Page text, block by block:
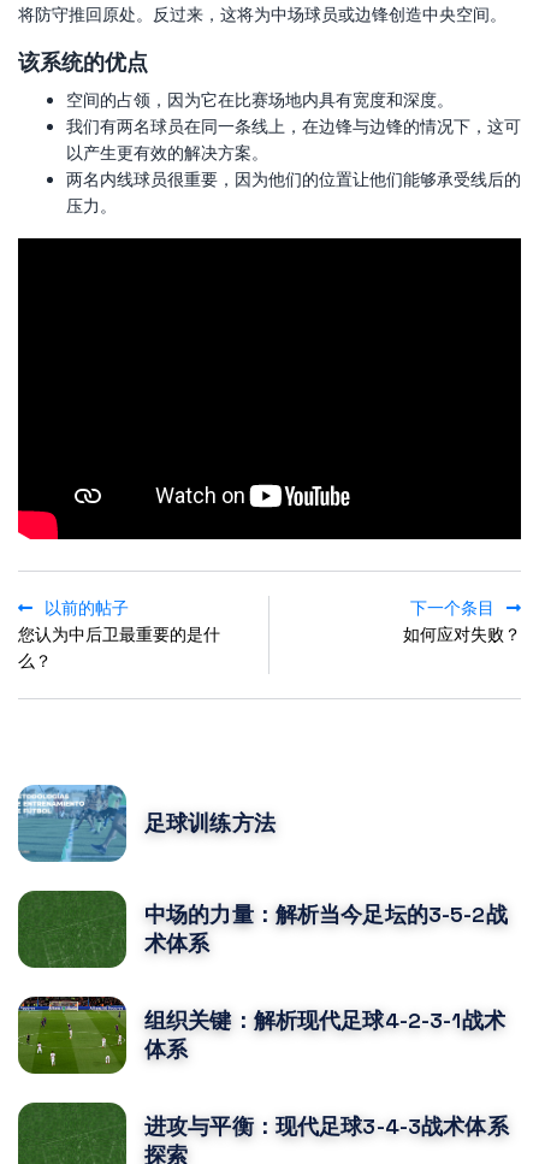
将防守推回原处。反过来，这将为中场球员或边锋创造中央空间。
该系统的优点
空间的占领，因为它在比赛场地内具有宽度和深度。
我们有两名球员在同一条线上，在边锋与边锋的情况下，这可
以产生更有效的解决方案。
两名内线球员很重要，因为他们的位置让他们能够承受线后的
压力。
以前的帖子
您认为中后卫最重要的是什
么？
下一个条目
如何应对失败？
足球训练方法
中场的力量：解析当今足坛的3-5-2战
术体系
组织关键：解析现代足球4-2-3-1战术
体系
进攻与平衡：现代足球3-4-3战术体系
探索